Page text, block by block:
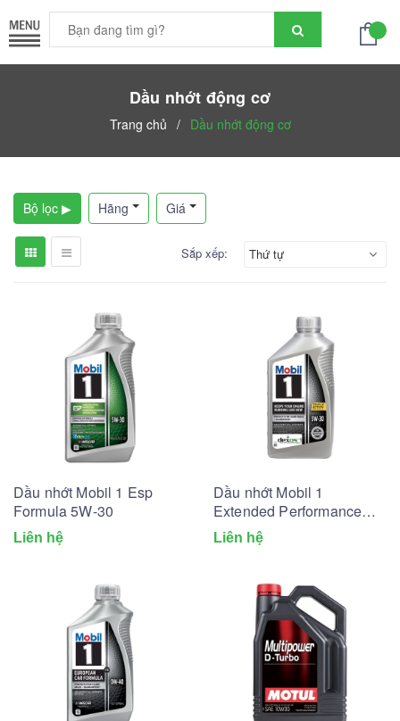
Dầu nhớt động cơ
Trang chủ / Dầu nhớt động cơ
Bộ lọc ▶ Hãng Giá
Sắp xếp: Thứ tự
Dầu nhớt Mobil 1 Esp
Formula 5W-30
Liên hệ
Dầu nhớt Mobil 1
Extended Performance
5W-30
Liên hệ